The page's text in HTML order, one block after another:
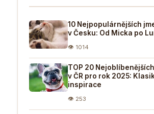
10 Nejpopulárnějších
v Česku: Od Micka po
👁 1014
TOP 20
v ČR pro rok 2025:
inspirace
👁 253